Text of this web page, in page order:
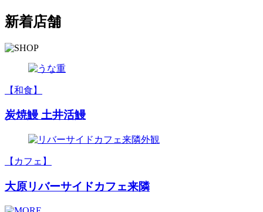
新着店舗
【和食】
炭焼鰻 土井活鰻
【カフェ】
大原リバーサイドカフェ来隣